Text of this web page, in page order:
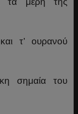
τ’ ουρανού
σημαία του